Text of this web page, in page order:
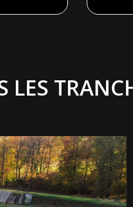
LES